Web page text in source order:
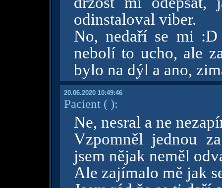
odinstaloval viber.
No, nedaří se mi
nebolí to ucho, ale
bylo na dýl a ano,
20.06.2020 10:49:46
Pacient ( ):
Ne, nesral a ne
Vzpomněl jednou
jsem nějak neměl
Ale zajímalo mě jak